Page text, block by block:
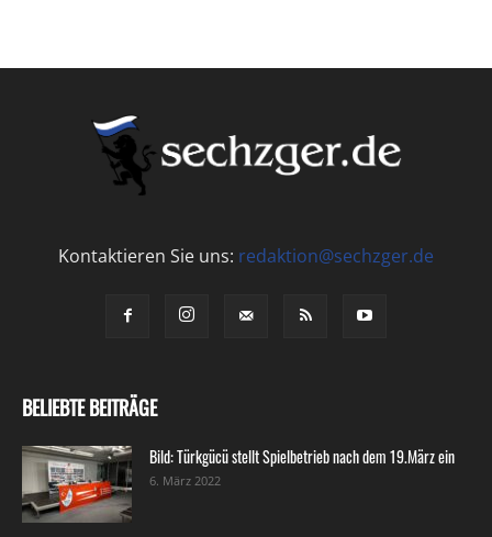
Kontaktieren Sie uns: redaktion@sechzger.de
BELIEBTE BEITRÄGE
Bild: Türkgücü stellt Spielbetrieb nach dem 19.März ein
6. März 2022